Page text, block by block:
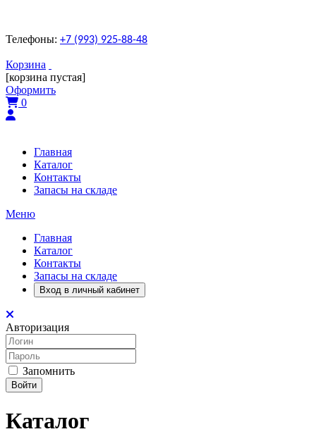
Телефоны: +7 (993) 925-88-48
Корзина
[корзина пустая]
Оформить
0
Главная
Каталог
Контакты
Запасы на складе
Меню
Главная
Каталог
Контакты
Запасы на складе
Вход в личный кабинет
Авторизация
Запомнить
Войти
Каталог